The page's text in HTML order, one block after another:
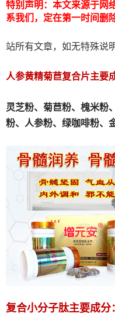
特别声明：本文来源于网
系我们，定在第一时间删除
站所有文章，如无特殊说
人参黄精菊苣复合片主要
灵芝粉、 菊苣粉、 槐米粉、
粉、人参粉、绿咖啡粉、
复合小分子肽主要成分：